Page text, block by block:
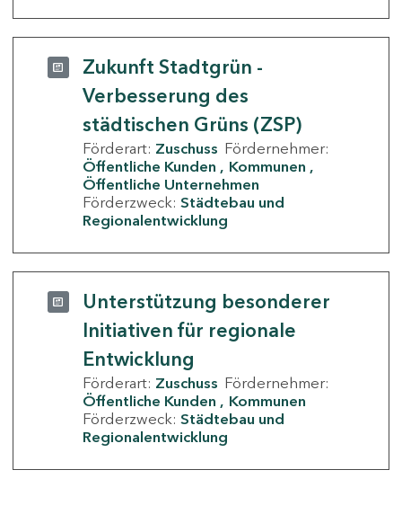
Zukunft Stadtgrün -
Verbesserung des
städtischen Grüns (ZSP)
Förderart: Zuschuss Fördernehmer:
Öffentliche Kunden
Kommunen
Öffentliche Unternehmen
Förderzweck: Städtebau und
Regionalentwicklung
Unterstützung besonderer
Initiativen für regionale
Entwicklung
Förderart: Zuschuss Fördernehmer:
Öffentliche Kunden
Kommunen
Förderzweck: Städtebau und
Regionalentwicklung